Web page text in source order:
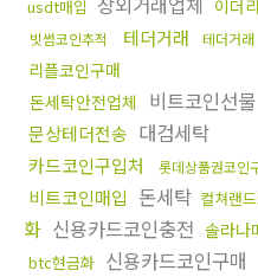
usdt매입
이더
빗썸코인추적
테더거래 테더거래
리플코인구매
돈세탁안전업체 비트코인선물
문상테더전송 대검세탁
카드코인구입처 롯데상품권코인
비트코인매입 돈세탁 컬쳐랜
화 신용카드코인충전 솔라나
btc현금화 신용카드코인구매